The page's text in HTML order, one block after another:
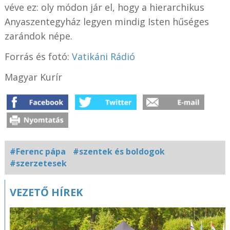
véve ez: oly módon jár el, hogy a hierarchikus
Anyaszentegyház legyen mindig Isten hűséges
zarándok népe.
Forrás és fotó: Vatikáni Rádió
Magyar Kurír
#Ferenc pápa
#szentek és boldogok
#szerzetesek
Kapcsolódó
VEZETŐ HÍREK